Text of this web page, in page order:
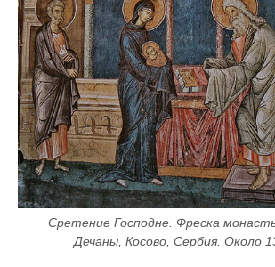
Сретение Господне. Фреска
Дечаны, Косово, Сербия. Около